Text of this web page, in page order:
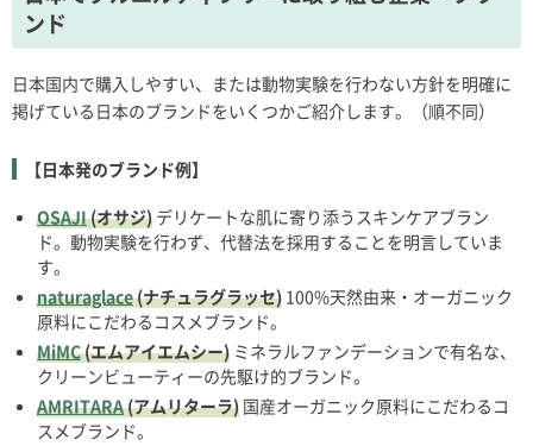
ンド
日本国内で購入しやすい、または動物実験を行わない方針を明確に
掲げている日本のブランドをいくつかご紹介します。（順不同）
【日本発のブランド例】
OSAJI(オサジ) デリケートな肌に寄り添うスキンケアブラン
ド。動物実験を行わず、代替法を採用することを明言していま
す。
naturaglace(ナチュラグラッセ) 100%天然由来・オーガニック
原料にこだわるコスメブランド。
MiMC(エムアイエムシー) ミネラルファンデーションで有名な、
クリーンビューティーの先駆け的ブランド。
AMRITARA(アムリターラ) 国産オーガニック原料にこだわるコ
スメブランド。